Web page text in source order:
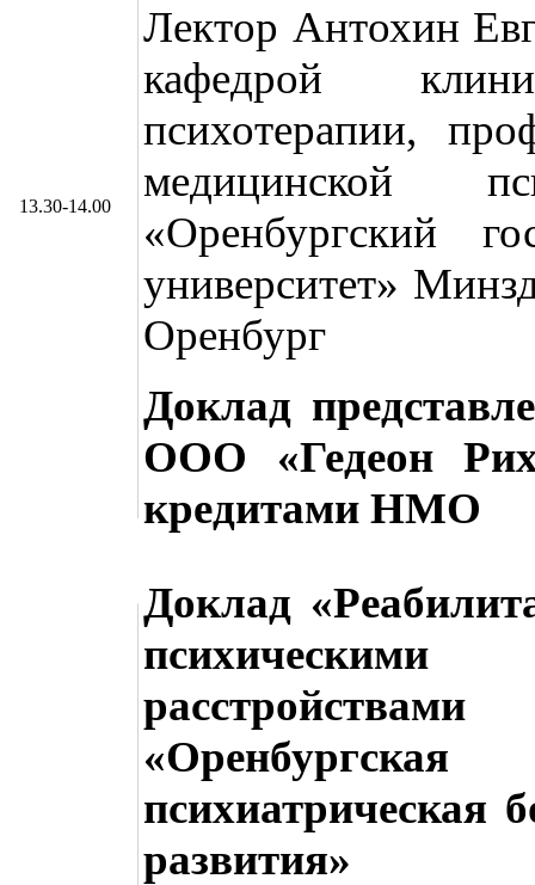
13.30-14.00
Лектор Антохин
кафедрой
психотерапии,
медицинской
«Оренбургский
университет»
Оренбург
Доклад
ООО «Гедеон
кредитами НМО
Доклад
«Оренбургская
психиатрическая
развития»